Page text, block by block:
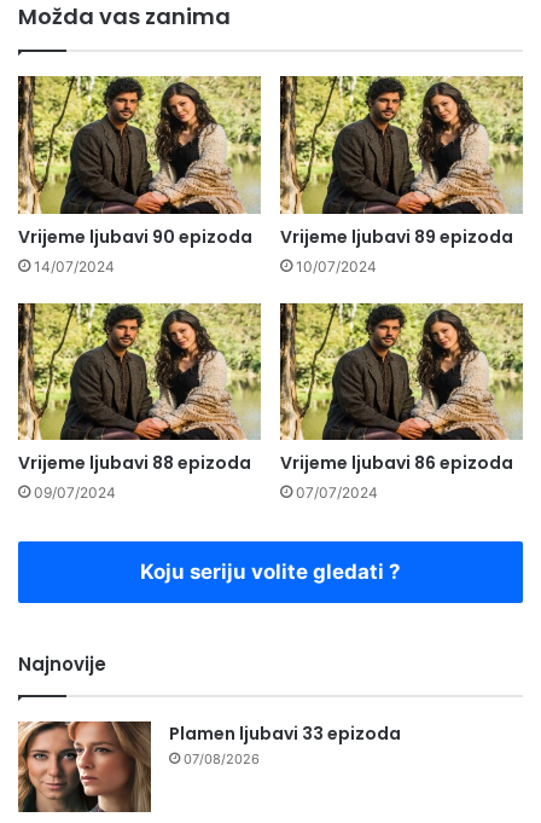
Možda vas zanima
Vrijeme ljubavi 90 epizoda
14/07/2024
Vrijeme ljubavi 89 epizoda
10/07/2024
Vrijeme ljubavi 88 epizoda
09/07/2024
Vrijeme ljubavi 86 epizoda
07/07/2024
Koju seriju volite gledati ?
Najnovije
Plamen ljubavi 33 epizoda
07/08/2026